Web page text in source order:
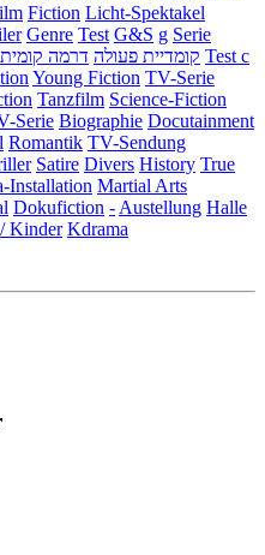
Fiction Licht-Spektakel
Genre Test G&S g Serie
קומדיית פעולה דרמה קומית
Test c
Young Fiction TV-Serie
Tanzfilm Science-Fiction
Serie Biographie Docutainment
Romantik TV-Sendung
Satire Divers History True
Installation Martial Arts
Dokufiction - Austellung Halle
Kinder Kdrama